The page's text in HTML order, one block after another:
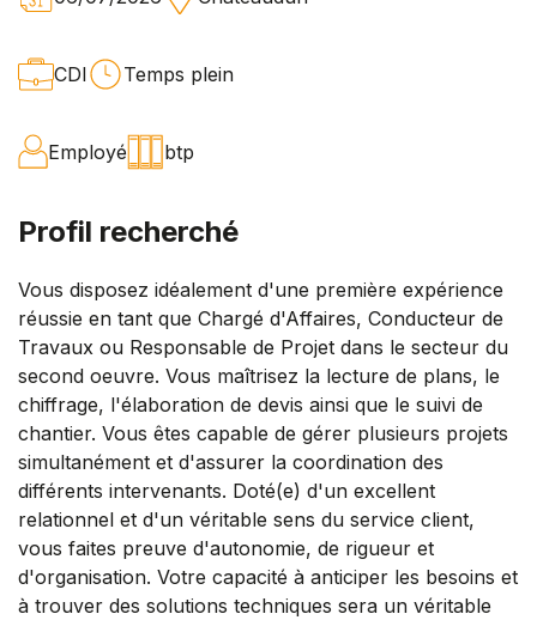
CDI Temps plein
Employé btp
Profil recherché
Vous disposez idéalement d'une première expérience
réussie en tant que Chargé d'Affaires, Conducteur de
Travaux ou Responsable de Projet dans le secteur du
second oeuvre. Vous maîtrisez la lecture de plans, le
chiffrage, l'élaboration de devis ainsi que le suivi de
chantier. Vous êtes capable de gérer plusieurs projets
simultanément et d'assurer la coordination des
différents intervenants. Doté(e) d'un excellent
relationnel et d'un véritable sens du service client,
vous faites preuve d'autonomie, de rigueur et
d'organisation. Votre capacité à anticiper les besoins et
à trouver des solutions techniques sera un véritable